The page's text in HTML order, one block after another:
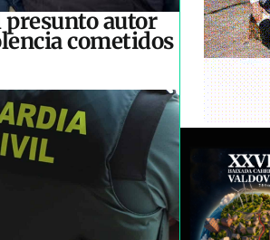
presunto autor
cometidos